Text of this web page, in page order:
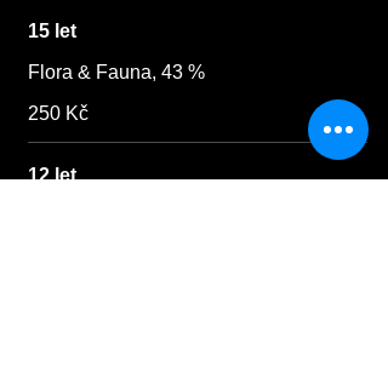
15 let
Flora & Fauna, 43 %
250 Kč
12 let